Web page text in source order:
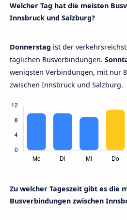
Welcher Tag hat die meisten
Innsbruck und Salzburg?
Donnerstag ist der
täglichen Busverbindungen.
wenigsten Verbindungen, mit nur
zwischen Innsbruck und Salzburg.
Zu welcher Tageszeit gibt es die
Busverbindungen zwischen